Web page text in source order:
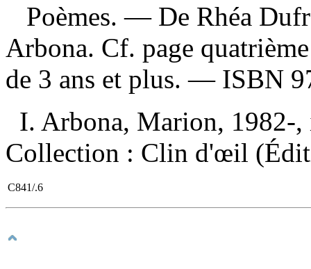
Poèmes. — De Rhéa
Arbona. Cf. page
de 3 ans et plus. — ISBN
I. Arbona, Marion,
Collection : Clin d'œil
C841/.6